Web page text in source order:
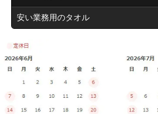
安い業務用のタオル